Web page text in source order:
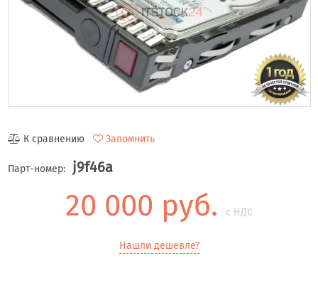
К сравнению Запомнить
Парт-номер: j9f46a
20 000 руб. с НДС
Нашли дешевле?